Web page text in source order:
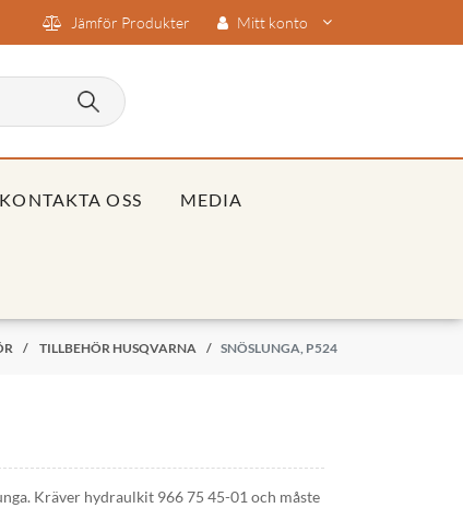
Jämför Produkter Mitt konto
KONTAKTA OSS MEDIA
/ TILLBEHÖR HUSQVARNA / SNÖSLUNGA, P524
Kräver hydraulkit 966 75 45-01 och måste